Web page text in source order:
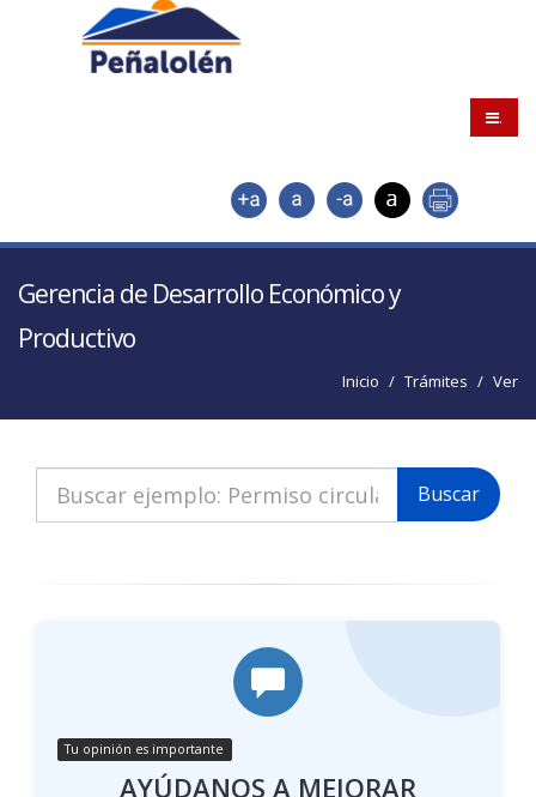
.
Gerencia de Desarrollo Económico y
Productivo
Inicio Trámites Ver
Buscar
Tu opinión es importante
AYÚDANOS A MEJORAR